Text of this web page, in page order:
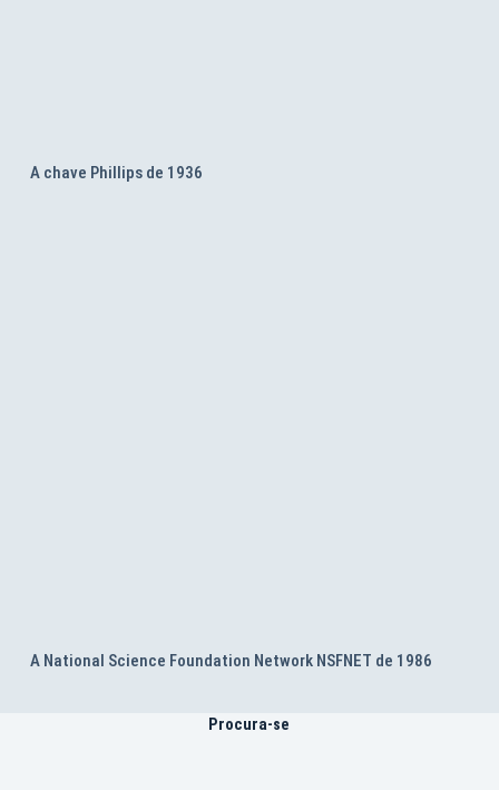
A chave Phillips de 1936
A National Science Foundation Network NSFNET de 1986
Procura-se